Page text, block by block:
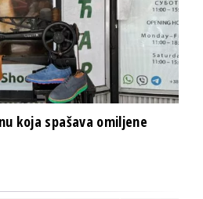
koja spašava omiljene